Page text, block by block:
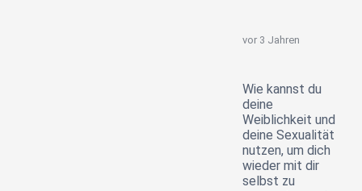
vor 3 Jahren
Wie kannst du
deine
Weiblichkeit und
deine Sexualität
nutzen, um dich
wieder mit dir
selbst zu